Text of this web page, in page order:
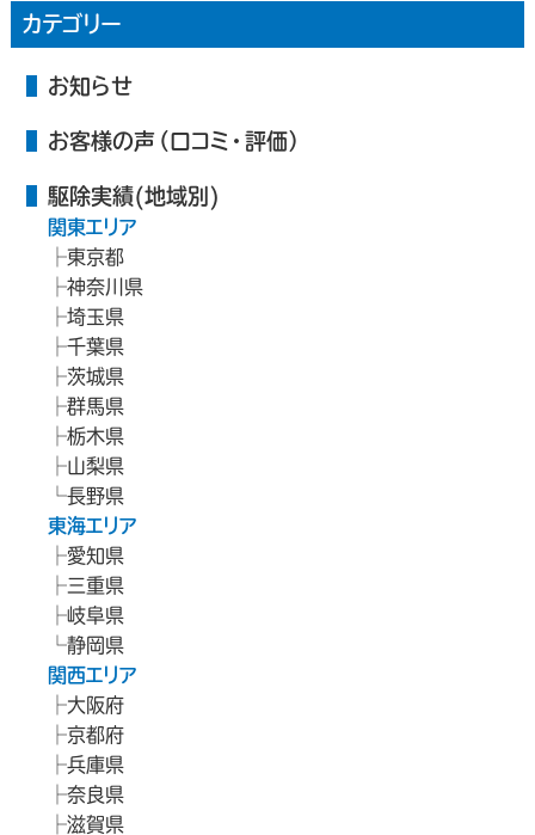
カテゴリー
お知らせ
お客様の声（口コミ・評価）
駆除実績(地域別)
関東エリア
東京都
神奈川県
埼玉県
千葉県
茨城県
群馬県
栃木県
山梨県
長野県
東海エリア
愛知県
三重県
岐阜県
静岡県
関西エリア
大阪府
京都府
兵庫県
奈良県
滋賀県